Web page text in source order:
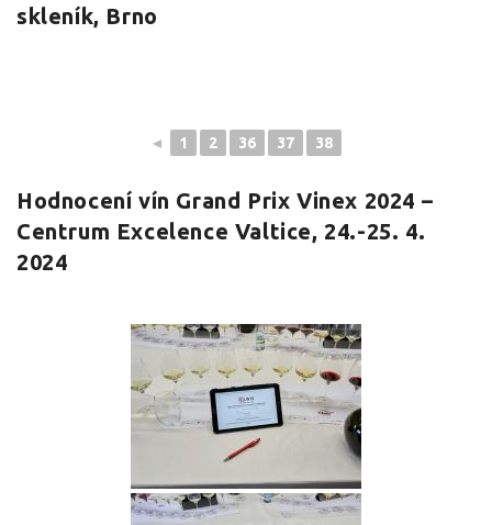
skleník, Brno
◄ 1 2 36 37 38
Hodnocení vín Grand Prix Vinex 2024 –
Centrum Excelence Valtice, 24.-25. 4.
2024